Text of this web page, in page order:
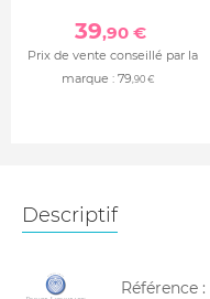
39,90 €
Prix de vente conseillé par la
marque : 79,90 €
Descriptif
Référence :